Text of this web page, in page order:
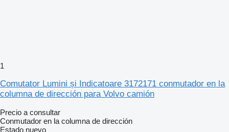
1
Comutator Lumini și Indicatoare 3172171 conmutador en la
columna de dirección para Volvo camión
Precio a consultar
Conmutador en la columna de dirección
Estado nuevo